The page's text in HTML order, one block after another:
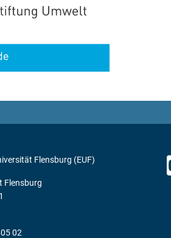
Flensburg (EUF)
Flensburg
02